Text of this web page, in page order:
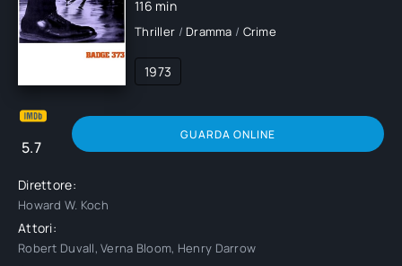
116 min
Thriller / Dramma / Crime
1973
5.7
GUARDA ONLINE
Direttore:
Howard W. Koch
Attori:
Robert Duvall, Verna Bloom, Henry Darrow